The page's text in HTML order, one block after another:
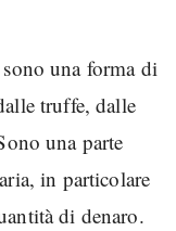
una forma di
truffe, dalle
una parte
in particolare
di denaro.